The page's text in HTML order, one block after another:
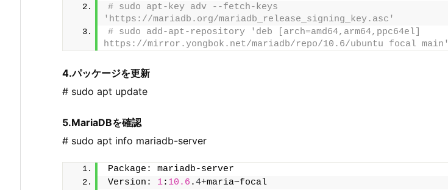
# sudo apt-key adv --fetch-keys
'https://mariadb.org/mariadb_release_signing_key.asc'
# sudo add-apt-repository 'deb [arch=amd64,arm64,ppc64el]
https://mirror.yongbok.net/mariadb/repo/10.6/ubuntu focal main'
4.パッケージを更新
# sudo apt update
5.MariaDBを確認
# sudo apt info mariadb-server
Package: mariadb-server
Version: 1: 10.6 .4+maria~focal